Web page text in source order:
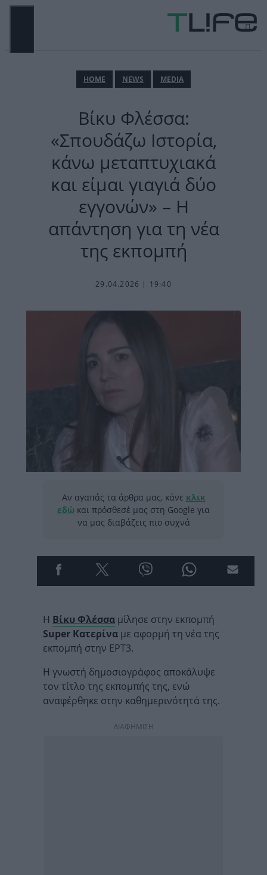
Μετάβαση
ΗΟΜΕ NEWS MEDIA
Βίκυ Φλέσσα:
«Σπουδάζω Ιστορία,
κάνω μεταπτυχιακά
και είμαι γιαγιά δύο
εγγονών» – Η
απάντηση για τη νέα
της εκπομπή
29.04.2026 | 19:40
Αν αγαπάς τα άρθρα μας, κάνε κλικ
εδώ και πρόσθεσέ μας στη Google για
να μας διαβάζεις πιο συχνά
Η Βίκυ Φλέσσα μίλησε στην εκπομπή
Super Κατερίνα με αφορμή τη νέα της
εκπομπή στην ΕΡΤ3.
Η γνωστή δημοσιογράφος αποκάλυψε
τον τίτλο της εκπομπής της, ενώ
αναφέρθηκε στην καθημερινότητά της.
ΔΙΑΦΗΜΙΣΗ